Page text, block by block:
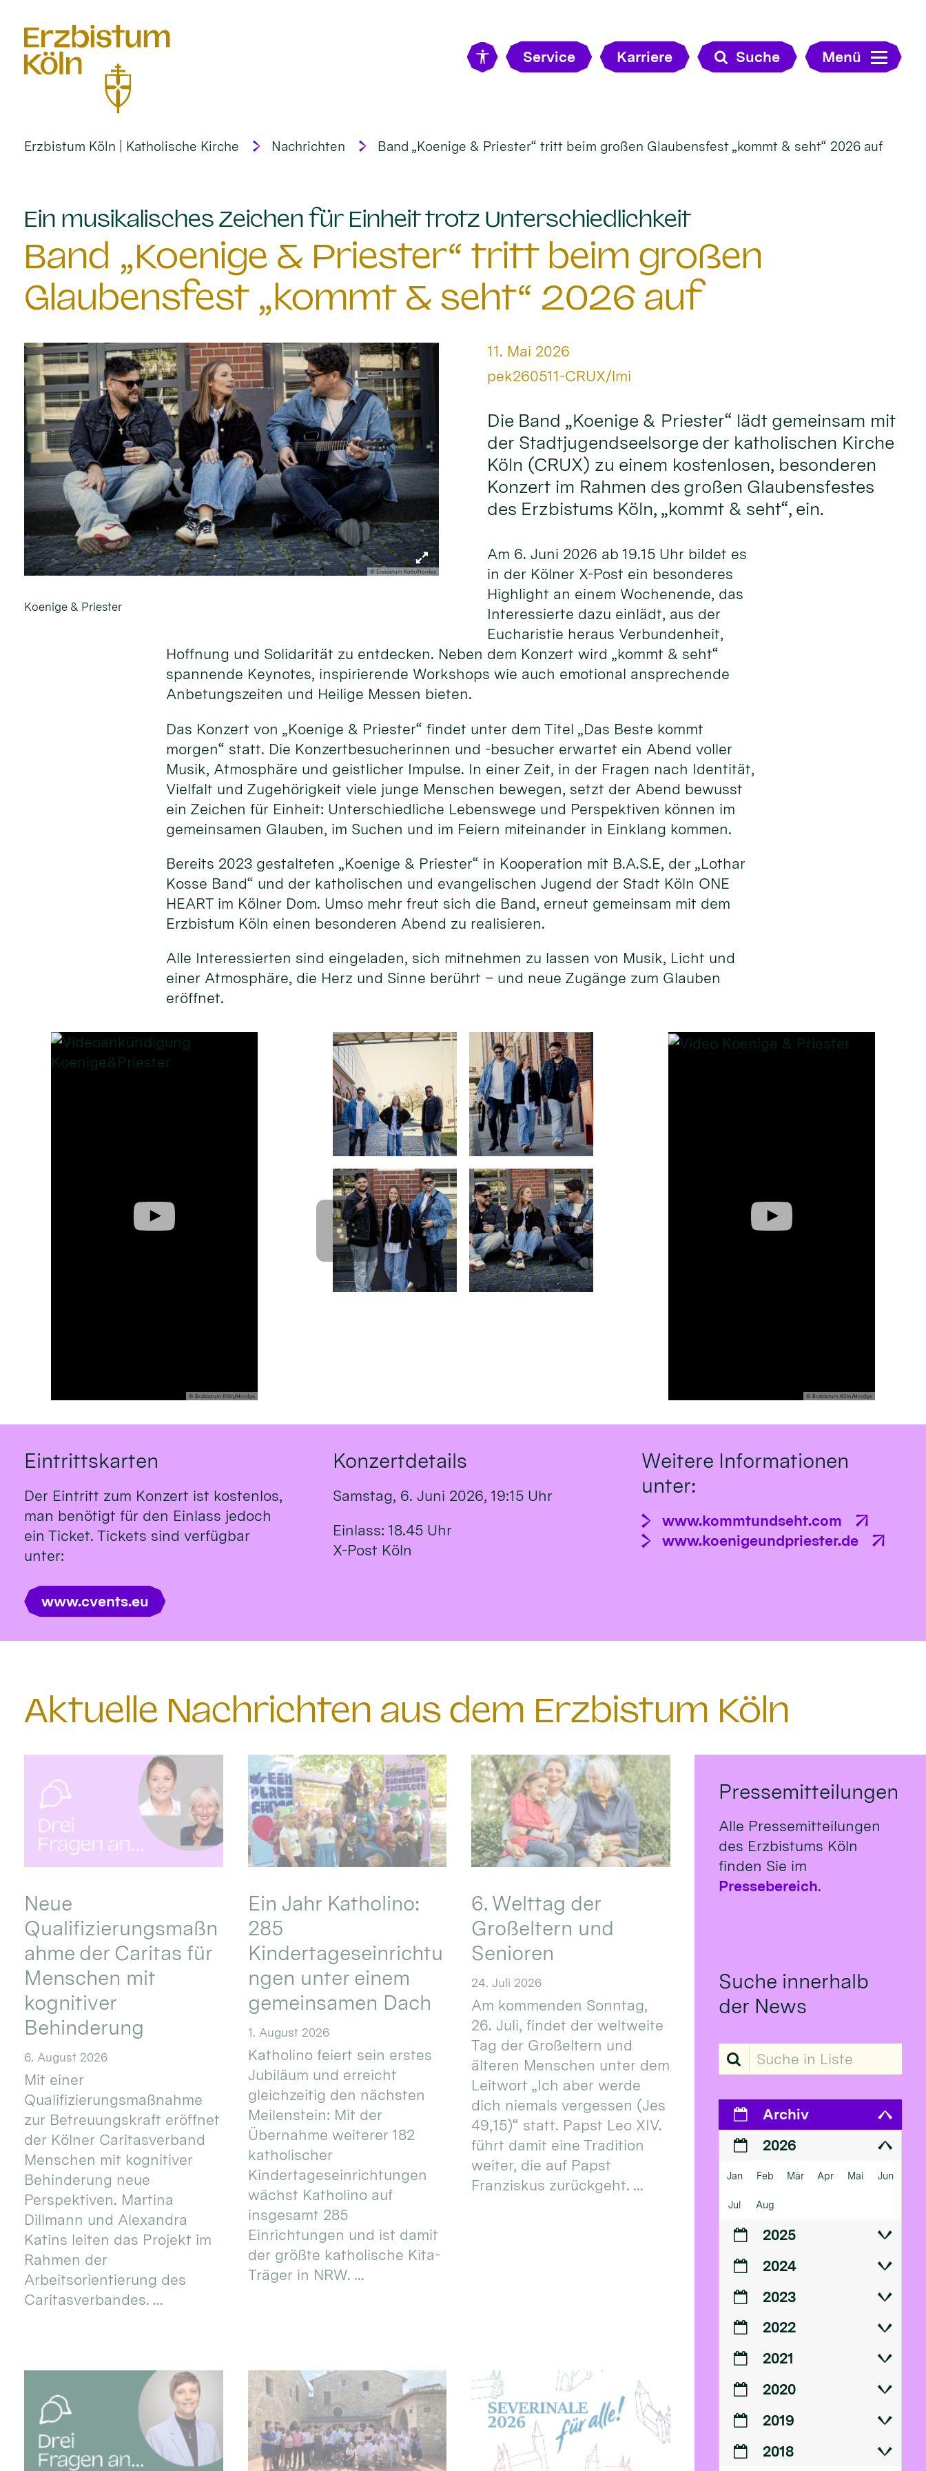
Service Karriere Suche Menü
Erzbistum Köln | Katholische Kirche Nachrichten Band „Koenige & Priester“ tritt beim großen Glaubensfest „kommt & seht“ 2026 auf
Ein musikalisches Zeichen für Einheit trotz Unterschiedlichkeit:
Band „Koenige & Priester“ tritt beim großen
Glaubensfest „kommt & seht“ 2026 auf
© Erzbistum Köln/Hordys
Koenige & Priester
Datum:
11. Mai 2026
Von:
pek260511-CRUX/lmi
Die Band „Koenige & Priester“ lädt gemeinsam mit
der Stadtjugendseelsorge der katholischen Kirche
Köln (CRUX) zu einem kostenlosen, besonderen
Konzert im Rahmen des großen Glaubensfestes
des Erzbistums Köln, „kommt & seht“, ein.
Am 6. Juni 2026 ab 19.15 Uhr bildet es
in der Kölner X-Post ein besonderes
Highlight an einem Wochenende, das
Interessierte dazu einlädt, aus der
Eucharistie heraus Verbundenheit,
Hoffnung und Solidarität zu entdecken. Neben dem Konzert wird „kommt & seht“
spannende Keynotes, inspirierende Workshops wie auch emotional ansprechende
Anbetungszeiten und Heilige Messen bieten.
Das Konzert von „Koenige & Priester“ findet unter dem Titel „Das Beste kommt
morgen“ statt. Die Konzertbesucherinnen und -besucher erwartet ein Abend voller
Musik, Atmosphäre und geistlicher Impulse. In einer Zeit, in der Fragen nach Identität,
Vielfalt und Zugehörigkeit viele junge Menschen bewegen, setzt der Abend bewusst
ein Zeichen für Einheit: Unterschiedliche Lebenswege und Perspektiven können im
gemeinsamen Glauben, im Suchen und im Feiern miteinander in Einklang kommen.
Bereits 2023 gestalteten „Koenige & Priester“ in Kooperation mit B.A.S.E, der „Lothar
Kosse Band“ und der katholischen und evangelischen Jugend der Stadt Köln ONE
HEART im Kölner Dom. Umso mehr freut sich die Band, erneut gemeinsam mit dem
Erzbistum Köln einen besonderen Abend zu realisieren.
Alle Interessierten sind eingeladen, sich mitnehmen zu lassen von Musik, Licht und
einer Atmosphäre, die Herz und Sinne berührt – und neue Zugänge zum Glauben
eröffnet.
© Erzbistum Köln/Hordys © Erzbistum Köln/Hordys
Eintrittskarten
Der Eintritt zum Konzert ist kostenlos,
man benötigt für den Einlass jedoch
ein Ticket. Tickets sind verfügbar
unter:
www.cvents.eu
Konzertdetails
Samstag, 6. Juni 2026, 19:15 Uhr
Einlass: 18.45 Uhr
X-Post Köln
Weitere Informationen
unter:
www.kommtundseht.com
www.koenigeundpriester.de
Aktuelle Nachrichten aus dem Erzbistum Köln
Neue
Qualifizierungsmaßn
ahme der Caritas für
Menschen mit
kognitiver
Behinderung
6. August 2026
Mit einer
Qualifizierungsmaßnahme
zur Betreuungskraft eröffnet
der Kölner Caritasverband
Menschen mit kognitiver
Behinderung neue
Perspektiven. Martina
Dillmann und Alexandra
Katins leiten das Projekt im
Rahmen der
Arbeitsorientierung des
Caritasverbandes. ...
Ein Jahr Katholino:
285
Kindertageseinrichtu
ngen unter einem
gemeinsamen Dach
1. August 2026
Katholino feiert sein erstes
Jubiläum und erreicht
gleichzeitig den nächsten
Meilenstein: Mit der
Übernahme weiterer 182
katholischer
Kindertageseinrichtungen
wächst Katholino auf
insgesamt 285
Einrichtungen und ist damit
der größte katholische Kita-
Träger in NRW. ...
6. Welttag der
Großeltern und
Senioren
24. Juli 2026
Am kommenden Sonntag,
26. Juli, findet der weltweite
Tag der Großeltern und
älteren Menschen unter dem
Leitwort „Ich aber werde
dich niemals vergessen (Jes
49,15)“ statt. Papst Leo XIV.
führt damit eine Tradition
weiter, die auf Papst
Franziskus zurückgeht. ...
Pressemitteilungen
Alle Pressemitteilungen
des Erzbistums Köln
finden Sie im
Pressebereich.
Suche innerhalb
der News
Suche in Liste
Archiv
2026
Jan Feb Mär Apr Mai Jun
Jul Aug
2025
2024
2023
2022
2021
2020
2019
2018